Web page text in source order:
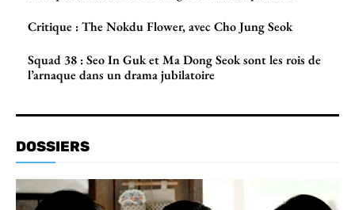
Critique : The Nokdu Flower, avec Cho Jung Seok
Squad 38 : Seo In Guk et Ma Dong Seok sont les rois de
l’arnaque dans un drama jubilatoire
DOSSIERS